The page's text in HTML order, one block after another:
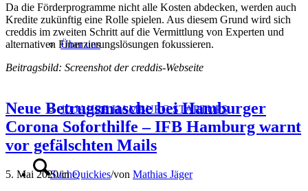
Über uns
10 JAHRE HAMBURG STARTUPS
Suche
Da die Förderprogramme nicht alle Kosten abdecken, werden auch
Kredite zukünftig eine Rolle spielen. Aus diesem Grund wird sich
creddis im zweiten Schritt auf die Vermittlung von Experten und
alternativen Finanzierungslösungen fokussieren.
Beitragsbild: Screenshot der creddis-Webseite
Neue Betrugsmasche bei Hamburger
Corona Soforthilfe – IFB Hamburg warnt
vor gefälschten Mails
5. Mai 2020/inQuickies/von Mathias Jäger